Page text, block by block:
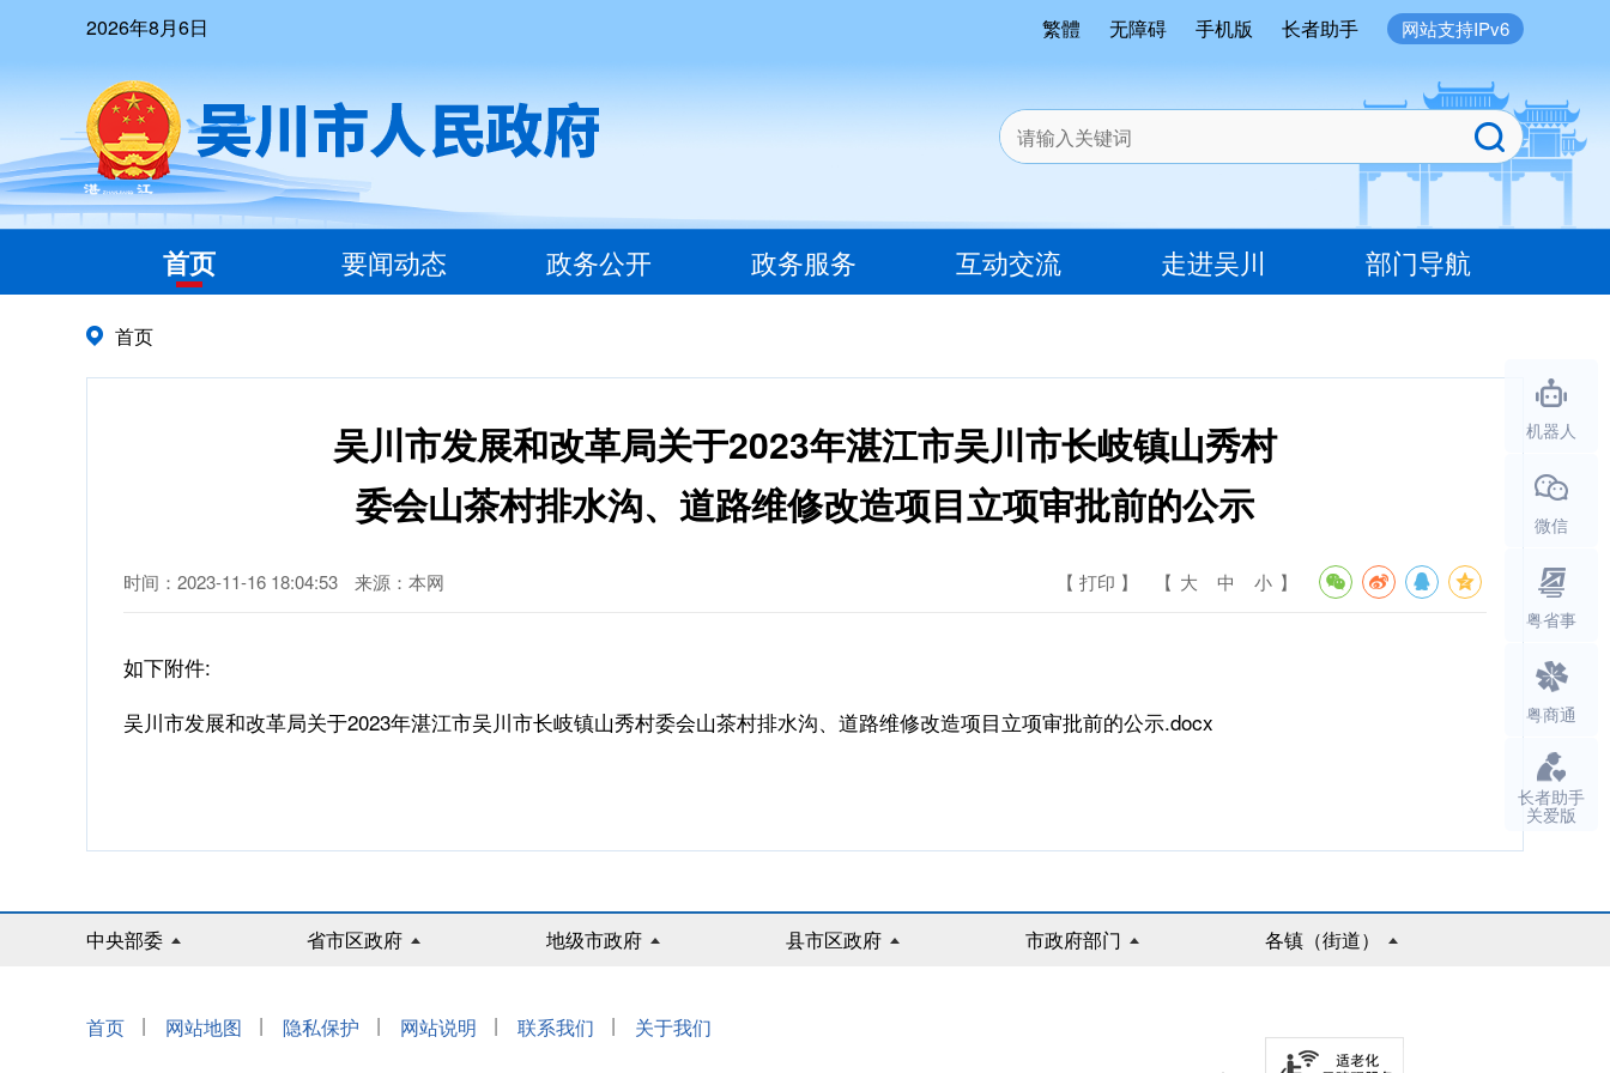
2026年8月6日 繁體 无障碍 手机版 长者助手 网站支持IPv6
首页 要闻动态 政务公开 政务服务 互动交流 走进吴川 部门导航
首页
吴川市发展和改革局关于2023年湛江市吴川市长岐镇山秀村
委会山茶村排水沟、道路维修改造项目立项审批前的公示
时间：2023-11-16 18:04:53 来源：本网 【 打印 】 【 大 中 小 】
如下附件:
吴川市发展和改革局关于2023年湛江市吴川市长岐镇山秀村委会山茶村排水沟、道路维修改造项目立项审批前的公示.docx
机器人
微信
粤省事
粤商通
长者助手
关爱版
中央部委 省市区政府 地级市政府 县市区政府 市政府部门 各镇（街道）
首页 | 网站地图 | 隐私保护 | 网站说明 | 联系我们 | 关于我们